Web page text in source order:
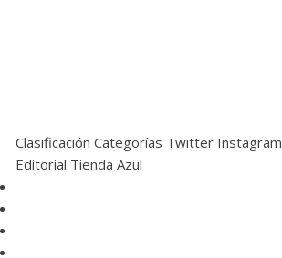
Clasificación Categorías Twitter Instagram
Editorial Tienda Azul